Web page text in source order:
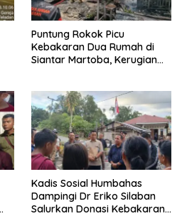
Puntung Rokok Picu
Kebakaran Dua Rumah di
Siantar Martoba, Kerugian
Kadis Sosial Humbahas
Dampingi Dr Eriko Silaban
Salurkan Donasi Kebakaran